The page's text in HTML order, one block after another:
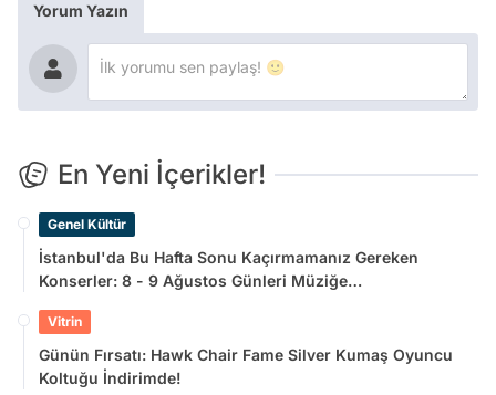
Yorum Yazın
En Yeni İçerikler!
Genel Kültür
İstanbul'da Bu Hafta Sonu Kaçırmamanız Gereken
Konserler: 8 - 9 Ağustos Günleri Müziğe
Vitrin
Günün Fırsatı: Hawk Chair Fame Silver Kumaş Oyuncu
Koltuğu İndirimde!